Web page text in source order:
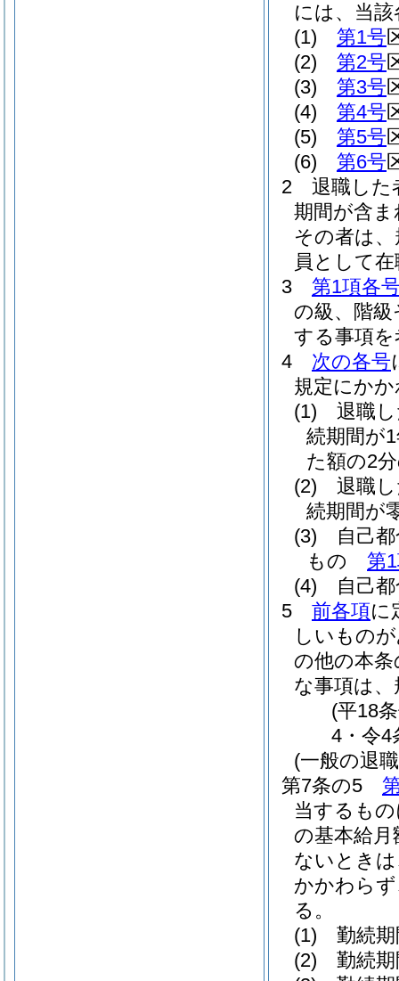
には、当
(1)
第1号
(2)
第2号
(3)
第3号
(4)
第4号
(5)
第5号
(6)
第6号
2
退職した
期間が含
その者は
員として
3
第1項各
の級、階
する事項
4
次の各号
規定にか
(1)
退職
続期間が
た額の2
(2)
退職
続期間が
(3)
自己
もの 第
(4)
自己
5
前各項に
しいもの
の他の本
な事項は
(平18
4・令4
(一般の退
第7条の5
当するも
の基本給月
ないとき
かかわら
る。
(1)
勤続
(2)
勤続